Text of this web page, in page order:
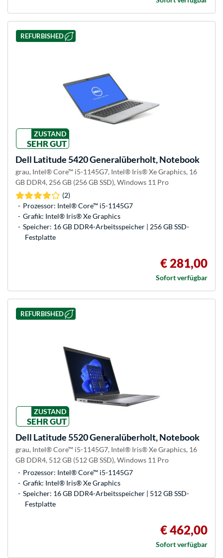
REFURBISHED
ZUSTAND
SEHR GUT
Dell Latitude 5420 Generalüberholt, Notebook
grau, Intel® Core™ i5-1145G7, Intel® Iris® Xe Graphics, 16
GB DDR4, 256 GB (256 GB SSD), Windows 11 Pro
(2)
Prozessor: Intel® Core™ i5-1145G7
Grafik: Intel® Iris® Xe Graphics
Speicher: 16 GB DDR4-Arbeitsspeicher | 256 GB SSD-
Festplatte
€ 281,00
Sofort verfügbar
REFURBISHED
ZUSTAND
SEHR GUT
Dell Latitude 5520 Generalüberholt, Notebook
grau, Intel® Core™ i5-1145G7, Intel® Iris® Xe Graphics, 16
GB DDR4, 512 GB (512 GB SSD), Windows 11 Pro
Prozessor: Intel® Core™ i5-1145G7
Grafik: Intel® Iris® Xe Graphics
Speicher: 16 GB DDR4-Arbeitsspeicher | 512 GB SSD-
Festplatte
€ 462,00
Sofort verfügbar